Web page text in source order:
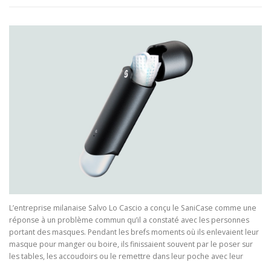
L’entreprise milanaise Salvo Lo Cascio a conçu le SaniCase comme une
réponse à un problème commun qu’il a constaté avec les personnes
portant des masques. Pendant les brefs moments où ils enlevaient leur
masque pour manger ou boire, ils finissaient souvent par le poser sur
les tables, les accoudoirs ou le remettre dans leur poche avec leur